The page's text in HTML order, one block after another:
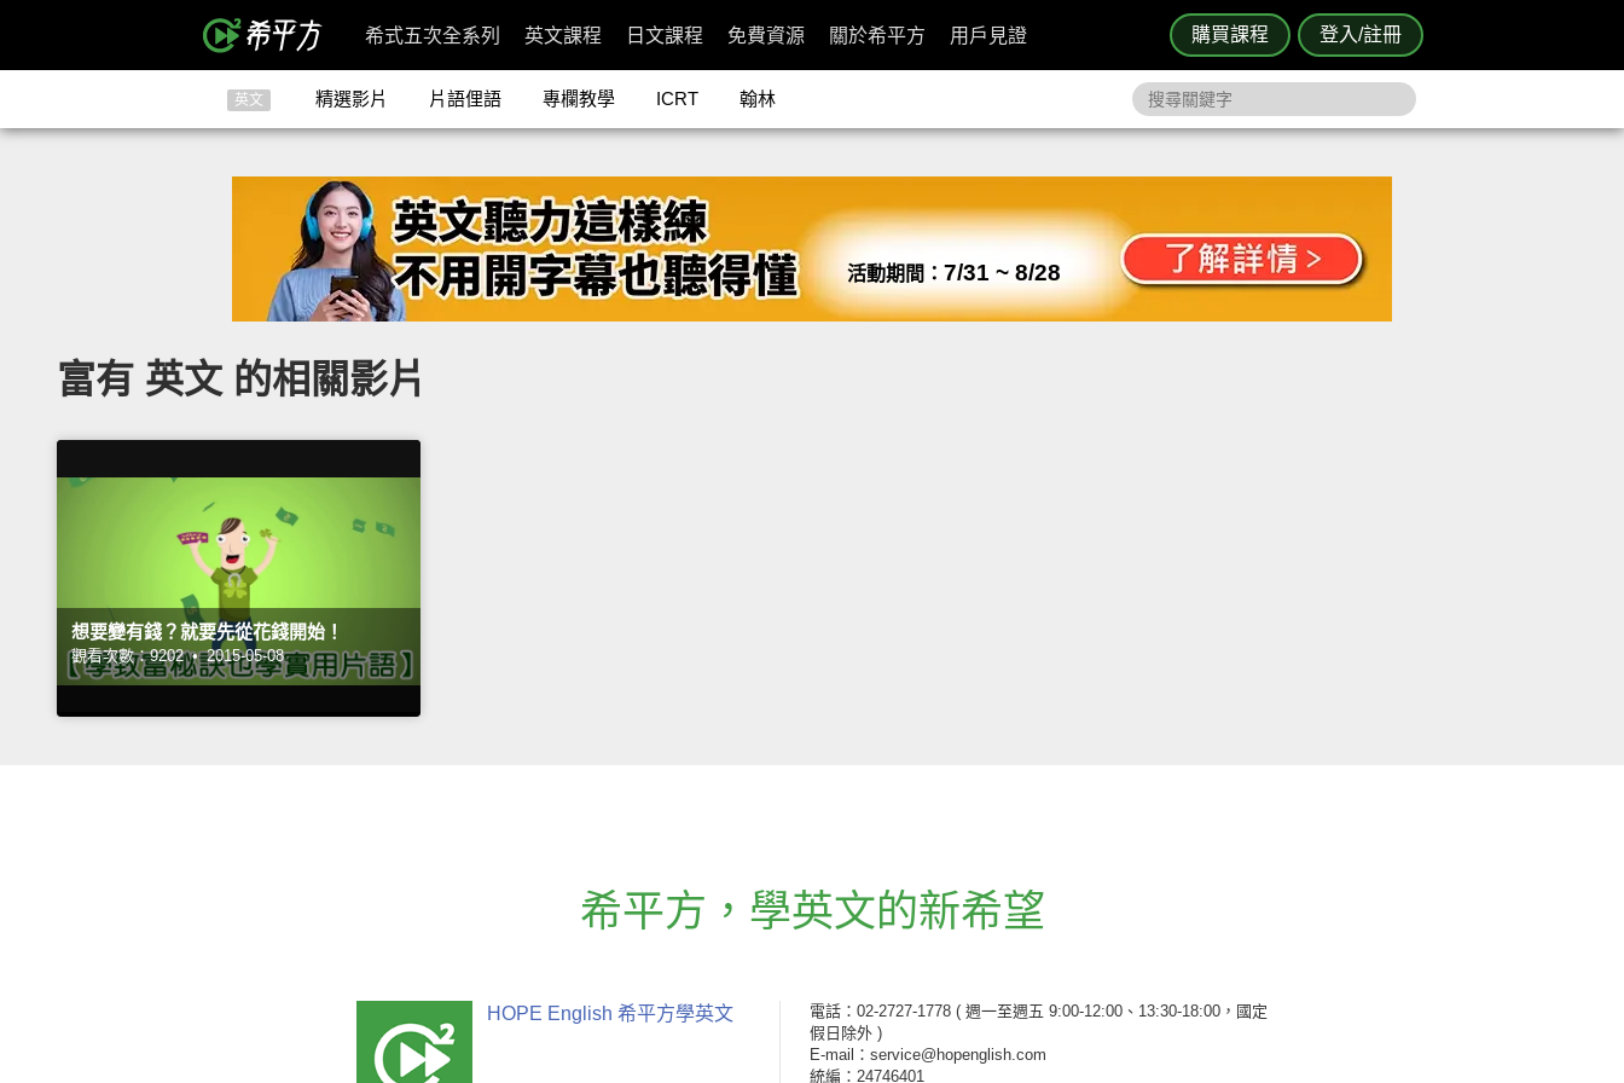
購買課程 登入/註冊
希式五次全系列 英文課程 日文課程 免費資源 關於希平方 用戶見證
英文 精選影片 片語俚語 專欄教學 ICRT 翰林
活動期間： 7/31 ~ 8/28
富有 英文 的相關影片
想要變有錢？就要先從花錢開始！
觀看次數：9202 • 2015-05-08
希平方 ， 學英文的新希望
HOPE English 希平方學英文 電話：02-2727-1778 ( 週一至週五 9:00-12:00、13:30-18:00，國定
假日除外 )
E-mail：service@hopenglish.com
統編：24746401